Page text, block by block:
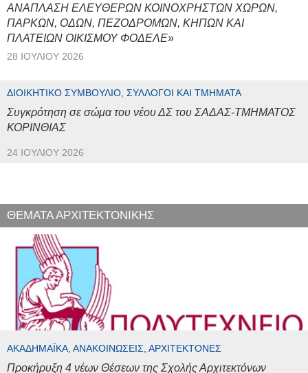
ΑΝΑΠΛΑΣΗ ΕΛΕΥΘΕΡΩΝ ΚΟΙΝΟΧΡΗΣΤΩΝ ΧΩΡΩΝ,
ΠΑΡΚΩΝ, ΟΔΩΝ, ΠΕΖΟΔΡΟΜΩΝ, ΚΗΠΩΝ ΚΑΙ
ΠΛΑΤΕΙΩΝ ΟΙΚΙΣΜΟΥ ΦΟΔΕΛΕ»
28 ΙΟΥΛΊΟΥ 2026
ΔΙΟΙΚΗΤΙΚΌ ΣΥΜΒΟΎΛΙΟ, ΣΎΛΛΟΓΟΙ ΚΑΙ ΤΜΉΜΑΤΑ
Συγκρότηση σε σώμα του νέου ΔΣ του ΣΑΔΑΣ-ΤΜΗΜΑΤΟΣ
ΚΟΡΙΝΘΙΑΣ
24 ΙΟΥΛΊΟΥ 2026
ΘΕΜΑΤΑ ΑΡΧΙΤΕΚΤΟΝΙΚΗΣ
ΑΚΑΔΗΜΑΪΚΆ, ΑΝΑΚΟΙΝΏΣΕΙΣ, ΑΡΧΙΤΈΚΤΟΝΕΣ
Προκήρυξη 4 νέων Θέσεων της Σχολής Αρχιτεκτόνων